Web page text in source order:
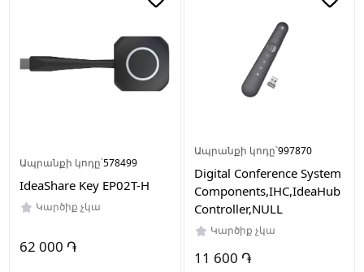
Ապրանքի կոդը՝578499
IdeaShare Key EP02T-H
Կարծիք չկա
62 000 ֏
Ապրանքի կոդը՝997870
Digital Conference System
Components,IHC,IdeaHub
Controller,NULL
Կարծիք չկա
11 600 ֏